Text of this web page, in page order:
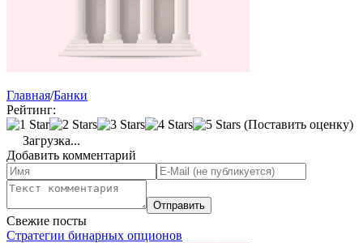
Главная/Банки
Рейтинг:
(Поставить оценку)
Загрузка...
Добавить комментарий
Свежие посты
Стратегии бинарных опционов